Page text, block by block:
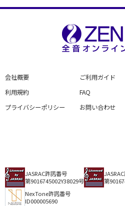
会社概要
利用規約
プライバシーポリシー
ご利用ガイド
FAQ
お問い合わせ
JASRAC許諾番号
第9016745002Y38029号
第
NexTone許諾番号
ID000005690